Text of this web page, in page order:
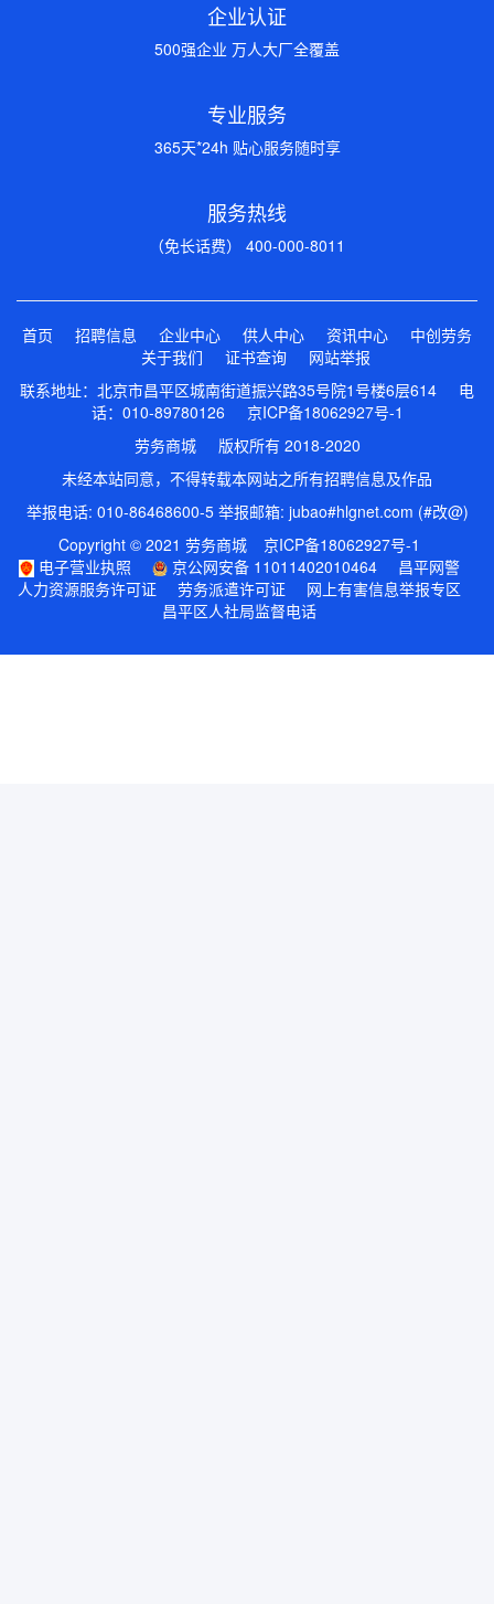
企业认证
500强企业 万人大厂全覆盖
专业服务
365天*24h 贴心服务随时享
服务热线
（免长话费） 400-000-8011
首页 招聘信息 企业中心 供人中心 资讯中心
中创劳务
关于我们
证书查询
网站举报
联系地址：北京市昌平区城南街道振兴路35号院1号楼6层614 电
话：010-89780126 京ICP备18062927号-1
劳务商城 版权所有 2018-2020
未经本站同意，不得转载本网站之所有招聘信息及作品
举报电话: 010-86468600-5 举报邮箱: jubao#hlgnet.com (#改@)
Copyright © 2021 劳务商城
京ICP备18062927号-1
电子营业执照
京公网安备 11011402010464
昌平网警
人力资源服务许可证
劳务派遣许可证
网上有害信息举报专区
昌平区人社局监督电话